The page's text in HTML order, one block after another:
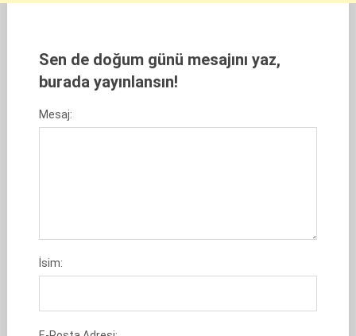
Sen de doğum günü mesajını yaz,
burada yayınlansın!
Mesaj:
İsim: